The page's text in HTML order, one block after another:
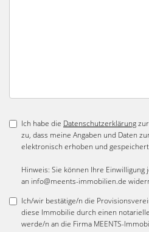
Ich habe die Datenschutzerklärung
zu, dass meine Angaben und Daten
elektronisch erhoben und
Hinweis: Sie können Ihre
an info@meents-immobilien.de
Ich/wir bestätige/n die
diese Immobilie durch einen
werde/n an die Firma MEENTS-